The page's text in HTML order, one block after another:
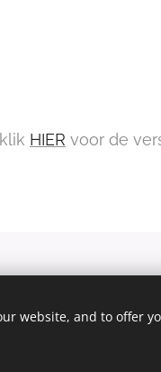
klik HIER voor de
Cookies
website, and to offer